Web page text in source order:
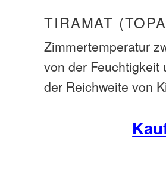
TIRAMAT
Zimmertemperatur
von der Feuchtigkeit
der Reichweite von